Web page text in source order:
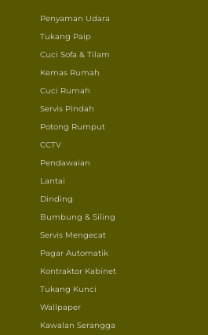
Penyaman Udara
Tukang Paip
Cuci Sofa & Tilam
Kemas Rumah
Cuci Rumah
Servis Pindah
Potong Rumput
CCTV
Pendawaian
Lantai
Dinding
Bumbung & Siling
Servis Mengecat
Pagar Automatik
Kontraktor Kabinet
Tukang Kunci
Wallpaper
Kawalan Serangga